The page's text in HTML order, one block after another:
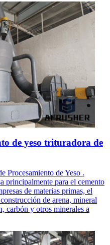
de yeso trituradora de
Procesamiento de Yeso .
principalmente para el cemento
de materias primas, el
de arena, mineral
carbón y otros minerales a